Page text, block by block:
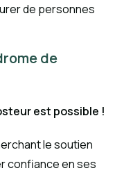
de personnes
de
est possible !
le soutien
confiance en ses